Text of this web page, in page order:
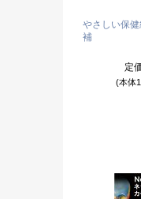
やさしい保
補
定
(本体